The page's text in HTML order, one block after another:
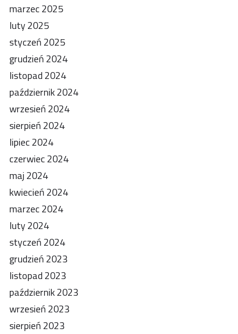
marzec 2025
luty 2025
styczeń 2025
grudzień 2024
listopad 2024
październik 2024
wrzesień 2024
sierpień 2024
lipiec 2024
czerwiec 2024
maj 2024
kwiecień 2024
marzec 2024
luty 2024
styczeń 2024
grudzień 2023
listopad 2023
październik 2023
wrzesień 2023
sierpień 2023